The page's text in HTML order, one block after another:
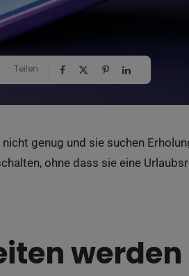
Teilen
nicht genug und sie suchen
, ohne dass sie eine